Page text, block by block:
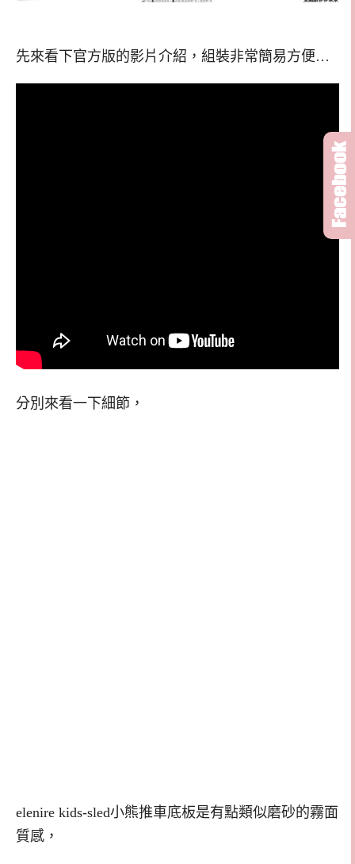
先來看下官方版的影片介紹，組裝非常簡易方便…
分別來看一下細節，
elenire kids-sled小熊推車底板是有點類似磨砂的霧面
質感，